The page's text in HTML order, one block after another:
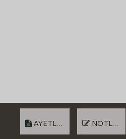
AYETLER NOTLAR